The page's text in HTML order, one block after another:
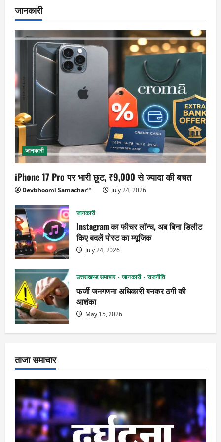
जानकारी
जानकारी
iPhone 17 Pro पर भारी छूट, ₹9,000 से ज्यादा की बचत
Devbhoomi Samachar™ July 24, 2026
जानकारी
Instagram का फीचर लॉन्च, अब बिना डिलीट
किए बदलें पोस्ट का म्यूजिक
July 24, 2026
उत्तराखण्ड समाचार जानकारी राजनीति
फर्जी जनगणना अधिकारी बनकर ठगी की
आशंका
May 15, 2026
ताजा समाचार